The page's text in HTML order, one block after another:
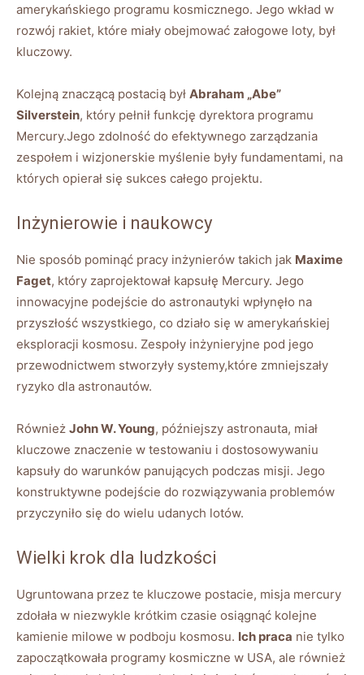
amerykańskiego programu kosmicznego. Jego wkład w
rozwój rakiet, które miały obejmować załogowe loty, był
kluczowy.
Kolejną znaczącą postacią był Abraham „Abe”
Silverstein, który pełnił funkcję dyrektora programu
Mercury.Jego zdolność do efektywnego zarządzania
zespołem i wizjonerskie myślenie były fundamentami, na
których opierał się sukces całego projektu.
Inżynierowie i naukowcy
Nie sposób pominąć pracy inżynierów takich jak Maxime
Faget, który zaprojektował kapsułę Mercury. Jego
innowacyjne podejście do astronautyki wpłynęło na
przyszłość wszystkiego, co działo się w amerykańskiej
eksploracji kosmosu. Zespoły inżynieryjne pod jego
przewodnictwem stworzyły systemy,które zmniejszały
ryzyko dla astronautów.
Również John W. Young, późniejszy astronauta, miał
kluczowe znaczenie w testowaniu i dostosowywaniu
kapsuły do warunków panujących podczas misji. Jego
konstruktywne podejście do rozwiązywania problemów
przyczyniło się do wielu udanych lotów.
Wielki krok dla ludzkości
Ugruntowana przez te kluczowe postacie, misja mercury
zdołała w niezwykle krótkim czasie osiągnąć kolejne
kamienie milowe w podboju kosmosu. Ich praca nie tylko
zapoczątkowała programy kosmiczne w USA, ale również